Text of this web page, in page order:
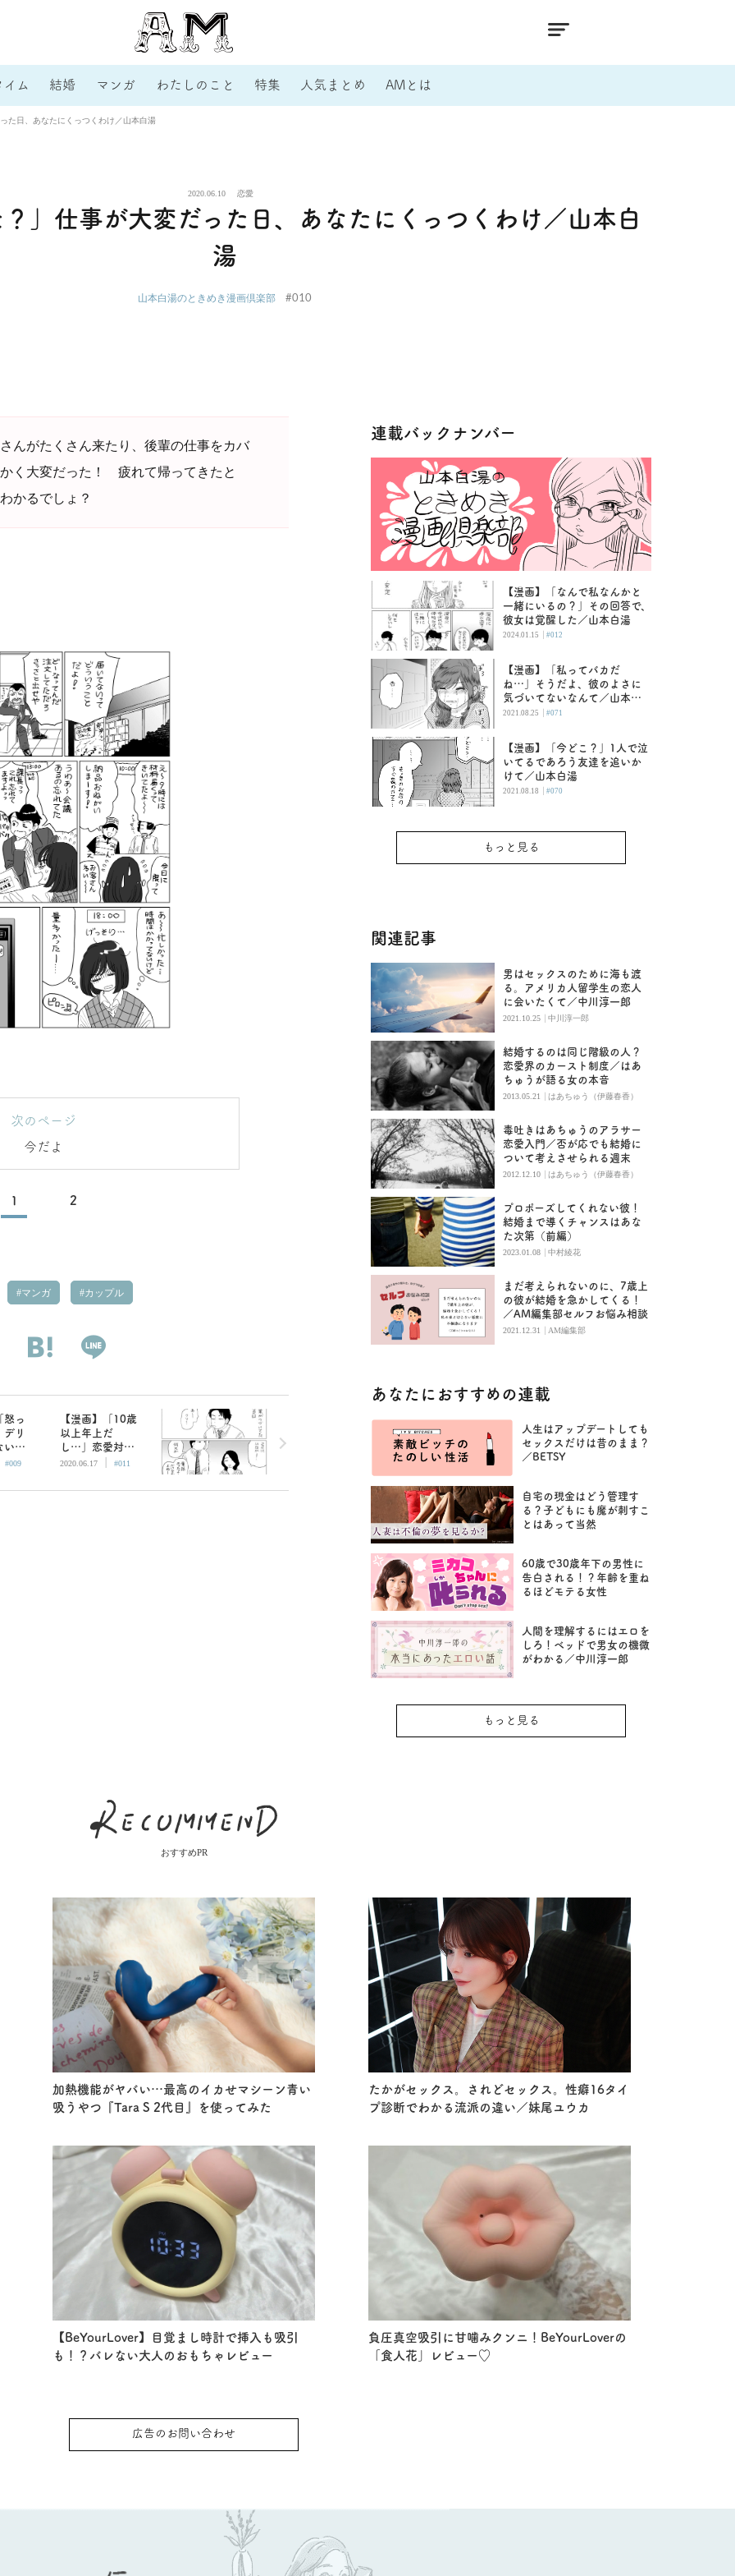
イム 結婚 マンガ わたしのこと 特集 人気まとめ AMとは
た日、あなたにくっつくわけ／山本白湯
2020.06.10 恋愛
」仕事が大変だった日、あなたにくっつくわけ／山本白
湯
山本白湯のときめき漫画倶楽部 #010
んがたくさん来たり、後輩の仕事をカバ
く大変だった！ 疲れて帰ってきたと
かるでしょ？
次のページ
今だよ
1 2
マンガ カップル
怒っ
リ
い彼
う
#009
【漫画】「10歳
以上年上だ
し…」恋愛対象
として見てなか
い！／山本白湯
2020.06.17 | #011
連載バックナンバー
【漫画】「なんで私なんかと
一緒にいるの？」その回答で、
彼女は覚醒した／山本白湯
2024.01.15 | #012
【漫画】「私ってバカだ
ね…」そうだよ、彼のよさに
気づいてないなんて／山本白
湯
2021.08.25 | #071
【漫画】「今どこ？」1人で泣
いてるであろう友達を追いか
けて／山本白湯
2021.08.18 | #070
もっと見る
関連記事
男はセックスのために海も渡
る。アメリカ人留学生の恋人
に会いたくて／中川淳一郎
2021.10.25 | 中川淳一郎
結婚するのは同じ階級の人？
恋愛界のカースト制度／はあ
ちゅうが語る女の本音
2013.05.21 | はあちゅう（伊藤春香）
毒吐きはあちゅうのアラサー
恋愛入門／否が応でも結婚に
ついて考えさせられる週末
2012.12.10 | はあちゅう（伊藤春香）
プロポーズしてくれない彼！
結婚まで導くチャンスはあな
た次第（前編）
2023.01.08 | 中村綾花
まだ考えられないのに、7歳上
の彼が結婚を急かしてくる！
／AM編集部セルフお悩み相談
2021.12.31 | AM編集部
あなたにおすすめの連載
人生はアップデートしても
セックスだけは昔のまま？
／BETSY
自宅の現金はどう管理す
る？子どもにも魔が刺すこ
とはあって当然
60歳で30歳年下の男性に
告白される！？年齢を重ね
るほどモテる女性
人間を理解するにはエロを
しろ！ベッドで男女の機微
がわかる／中川淳一郎
もっと見る
おすすめPR
加熱機能がヤバい…最高のイカせマシーン青い
吸うやつ『Tara S 2代目』を使ってみた
たかがセックス。されどセックス。性癖16タイ
プ診断でわかる流派の違い／妹尾ユウカ
【BeYourLover】目覚まし時計で挿入も吸引
も！？バレない大人のおもちゃレビュー
負圧真空吸引に甘噛みクンニ！BeYourLoverの
「食人花」レビュー♡
広告のお問い合わせ